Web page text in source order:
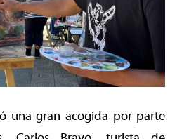
una gran acogida por parte